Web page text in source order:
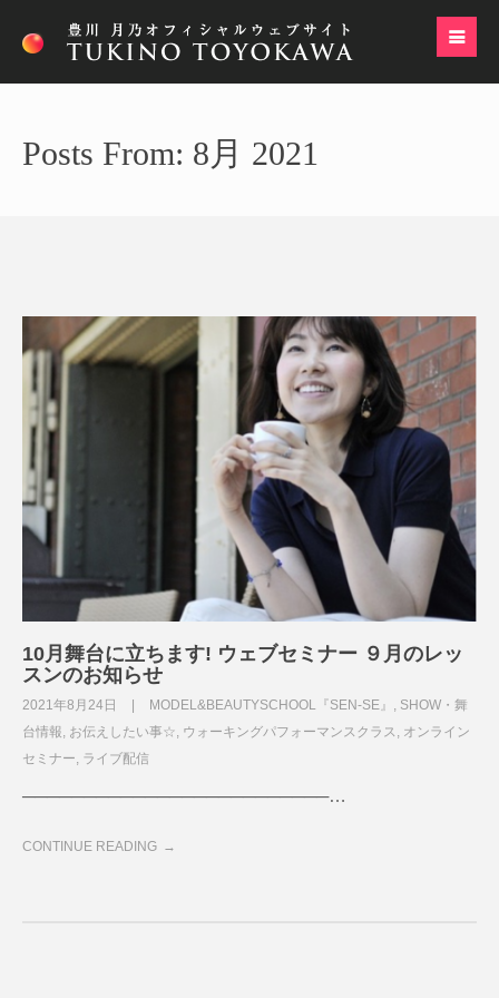
Posts From: 8月 2021
10月舞台に立ちます! ウェブセミナー ９月のレッ
スンのお知らせ
2021年8月24日 MODEL&BEAUTYSCHOOL『SEN-SE』
SHOW・舞
台情報 お伝えしたい事☆ ウォーキングパフォーマンスクラス
オンライン
セミナー ライブ配信
─────────────────────────…
CONTINUE READING